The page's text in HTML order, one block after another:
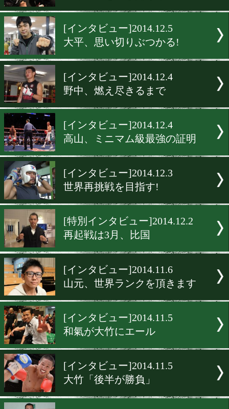
[インタビュー]2014.12.14
森崎、チャンスを掴む
[インタビュー]2014.12.13
ワタナベジムのキーパーソ
[インタビュー]2014.12.5
世界の扉をこじ開ける
[インタビュー]2014.12.5
大平、思い切りぶつかる!
[インタビュー]2014.12.4
[インタビュー]2014.12.4
高山、ミニマム級最強の証
[インタビュー]2014.12.3
世界再挑戦を目指す!